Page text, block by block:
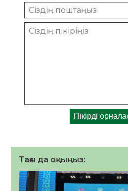
Тағы да оқыңыз: